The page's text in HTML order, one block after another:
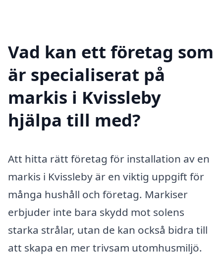
Vad kan ett företag som
är specialiserat på
markis i Kvissleby
hjälpa till med?
Att hitta rätt företag för installation av en
markis i Kvissleby är en viktig uppgift för
många hushåll och företag. Markiser
erbjuder inte bara skydd mot solens
starka strålar, utan de kan också bidra till
att skapa en mer trivsam utomhusmiljö.